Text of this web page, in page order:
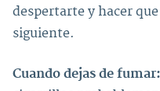
despertarte y hacer
siguiente.
Cuando dejas de fumar: